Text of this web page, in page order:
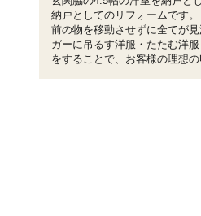
納戸としてのリフォームです。
前の物を移動させずに全てが
ガーに吊るす洋服・たたむ洋
をすることで、お客様の理想の